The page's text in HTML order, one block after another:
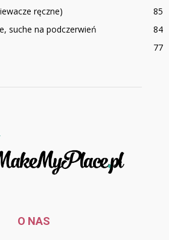
ręczne)
85
suche na podczerwień
84
77
O NAS